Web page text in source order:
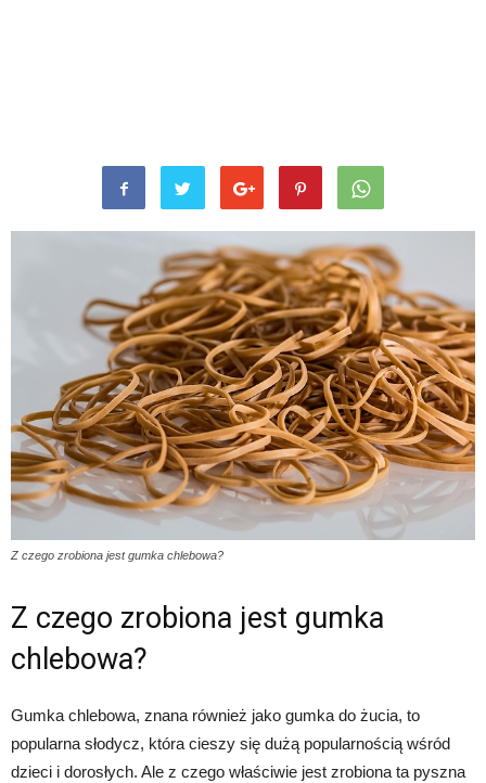
Z czego zrobiona jest gumka chlebowa?
Z czego zrobiona jest gumka
chlebowa?
Gumka chlebowa, znana również jako gumka do żucia, to
popularna słodycz, która cieszy się dużą popularnością wśród
dzieci i dorosłych. Ale z czego właściwie jest zrobiona ta pyszna